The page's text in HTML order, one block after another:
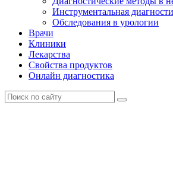
Инструментальная
Обследования в урологии
Врачи
Клиники
Лекарства
Свойства продуктов
Онлайн диагностика